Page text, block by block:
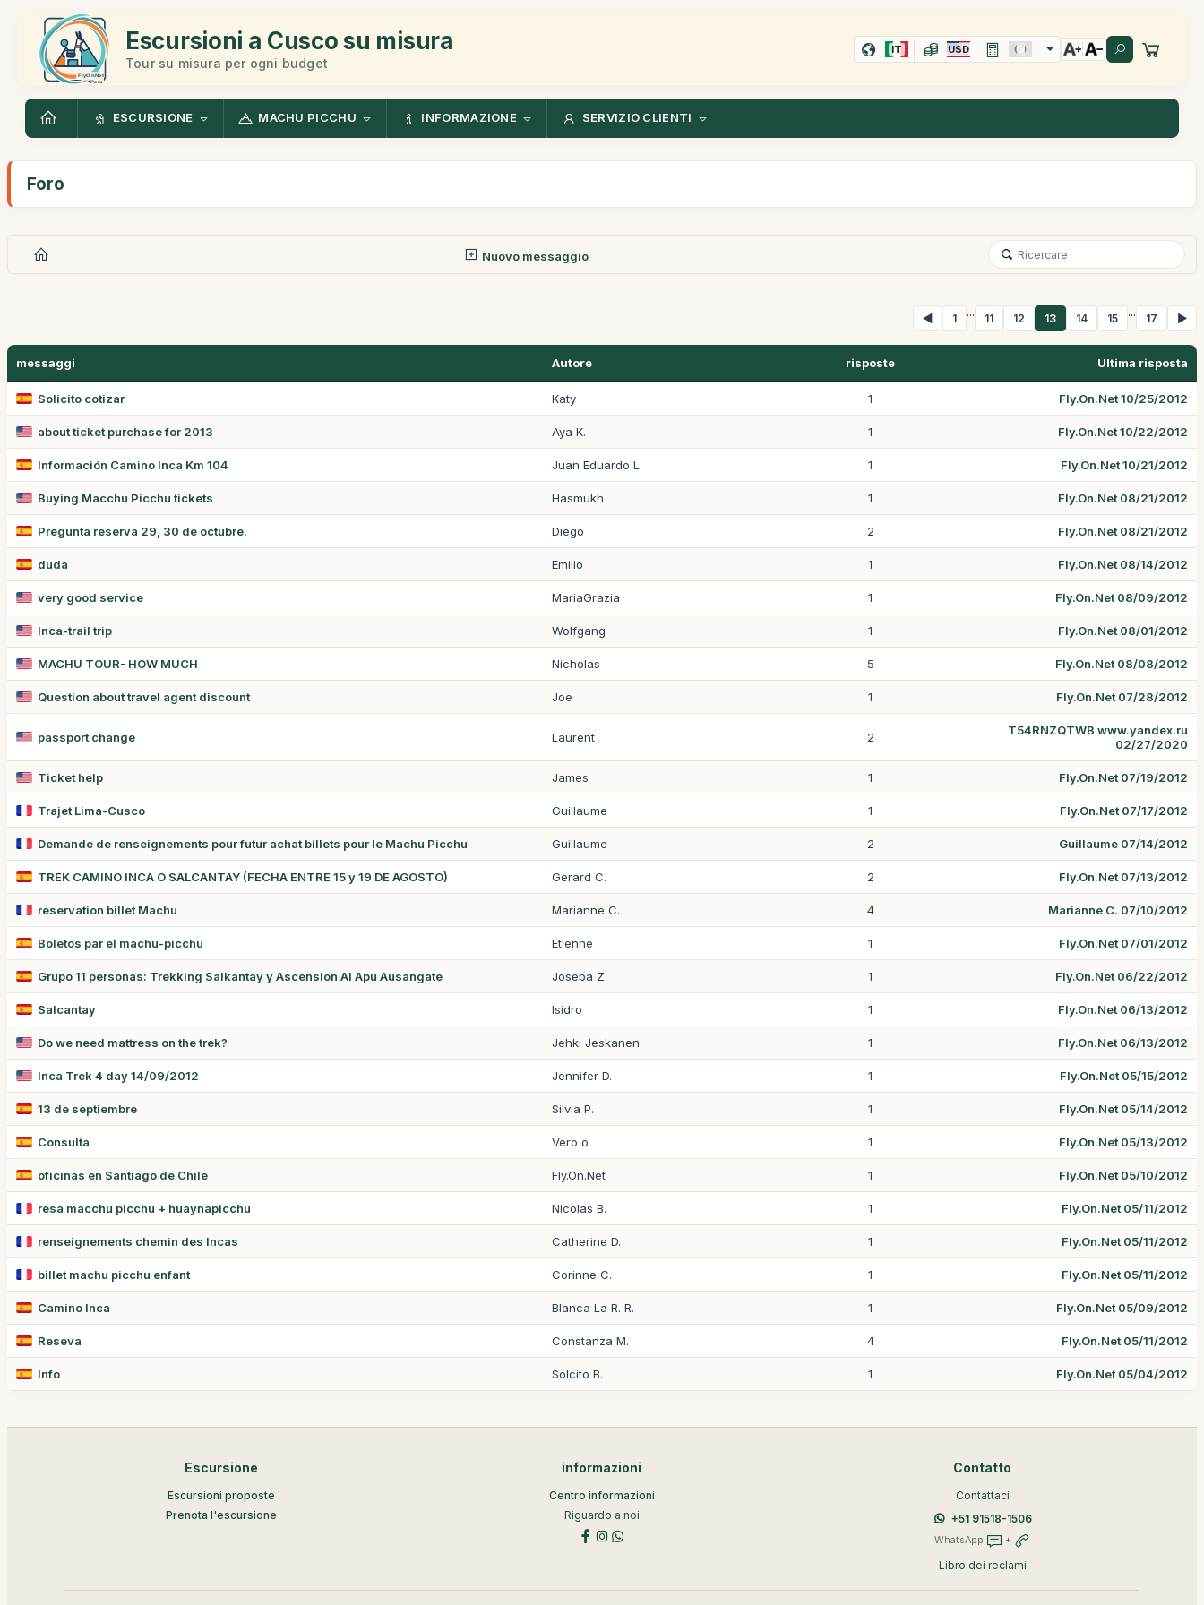
Escursioni a Cusco su misura
Tour su misura per ogni budget
IT USD
ESCURSIONE MACHU PICCHU INFORMAZIONE SERVIZIO CLIENTI
Foro
Nuovo messaggio
◀ 1 ... 11 12 13 14 15 ... 17 ▶
messaggi Autore risposte Ultima risposta
Solicito cotizar Katy 1 Fly.On.Net 10/25/2012
about ticket purchase for 2013 Aya K. 1 Fly.On.Net 10/22/2012
Información Camino Inca Km 104 Juan Eduardo L. 1 Fly.On.Net 10/21/2012
Buying Macchu Picchu tickets Hasmukh 1 Fly.On.Net 08/21/2012
Pregunta reserva 29, 30 de octubre. Diego 2 Fly.On.Net 08/21/2012
duda Emilio 1 Fly.On.Net 08/14/2012
very good service MariaGrazia 1 Fly.On.Net 08/09/2012
Inca-trail trip Wolfgang 1 Fly.On.Net 08/01/2012
MACHU TOUR- HOW MUCH Nicholas 5 Fly.On.Net 08/08/2012
Question about travel agent discount Joe 1 Fly.On.Net 07/28/2012
passport change Laurent 2
T54RNZQTWB www.yandex.ru
02/27/2020
Ticket help James 1 Fly.On.Net 07/19/2012
Trajet Lima-Cusco Guillaume 1 Fly.On.Net 07/17/2012
Demande de renseignements pour futur achat billets pour le Machu Picchu Guillaume 2 Guillaume 07/14/2012
TREK CAMINO INCA O SALCANTAY (FECHA ENTRE 15 y 19 DE AGOSTO) Gerard C. 2 Fly.On.Net 07/13/2012
reservation billet Machu Marianne C. 4 Marianne C. 07/10/2012
Boletos par el machu-picchu Etienne 1 Fly.On.Net 07/01/2012
Grupo 11 personas: Trekking Salkantay y Ascension Al Apu Ausangate Joseba Z. 1 Fly.On.Net 06/22/2012
Salcantay Isidro 1 Fly.On.Net 06/13/2012
Do we need mattress on the trek? Jehki Jeskanen 1 Fly.On.Net 06/13/2012
Inca Trek 4 day 14/09/2012 Jennifer D. 1 Fly.On.Net 05/15/2012
13 de septiembre Silvia P. 1 Fly.On.Net 05/14/2012
Consulta Vero o 1 Fly.On.Net 05/13/2012
oficinas en Santiago de Chile Fly.On.Net 1 Fly.On.Net 05/10/2012
resa macchu picchu + huaynapicchu Nicolas B. 1 Fly.On.Net 05/11/2012
renseignements chemin des Incas Catherine D. 1 Fly.On.Net 05/11/2012
billet machu picchu enfant Corinne C. 1 Fly.On.Net 05/11/2012
Camino Inca Blanca La R. R. 1 Fly.On.Net 05/09/2012
Reseva Constanza M. 4 Fly.On.Net 05/11/2012
Info Solcito B. 1 Fly.On.Net 05/04/2012
Escursione
Escursioni proposte
Prenota l'escursione
informazioni
Centro informazioni
Riguardo a noi
Contatto
Contattaci
+51 91518-1506
WhatsApp +
Libro dei reclami